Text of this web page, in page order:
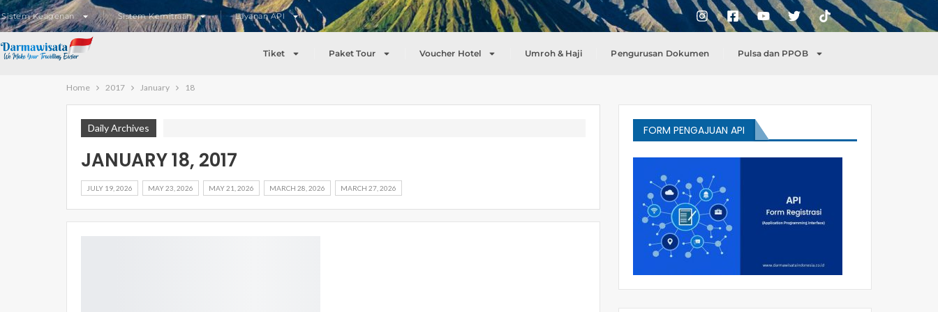
Sistem Keagenan Sistem Kemitraan Layanan API
Tiket Paket Tour Voucher Hotel Umroh & Haji Pengurusan Dokumen Pulsa dan PPOB
Home 2017 January 18
Daily Archives
JANUARY 18, 2017
JULY 19, 2026 MAY 23, 2026 MAY 21, 2026 MARCH 28, 2026 MARCH 27, 2026
FORM PENGAJUAN API